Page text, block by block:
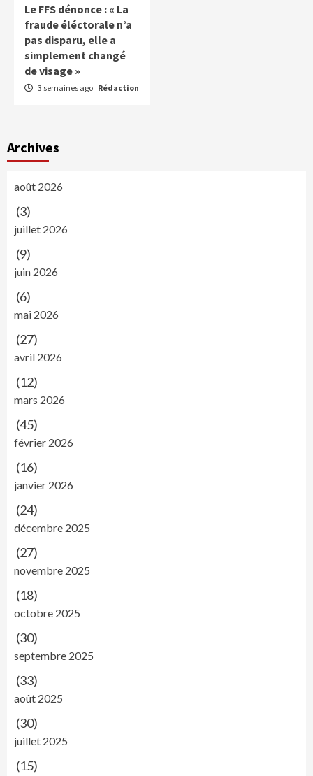
Le FFS dénonce : « La
fraude éléctorale n’a
pas disparu, elle a
simplement changé
de visage »
3 semaines ago Rédaction
Archives
août 2026
(3)
juillet 2026
(9)
juin 2026
(6)
mai 2026
(27)
avril 2026
(12)
mars 2026
(45)
février 2026
(16)
janvier 2026
(24)
décembre 2025
(27)
novembre 2025
(18)
octobre 2025
(30)
septembre 2025
(33)
août 2025
(30)
juillet 2025
(15)